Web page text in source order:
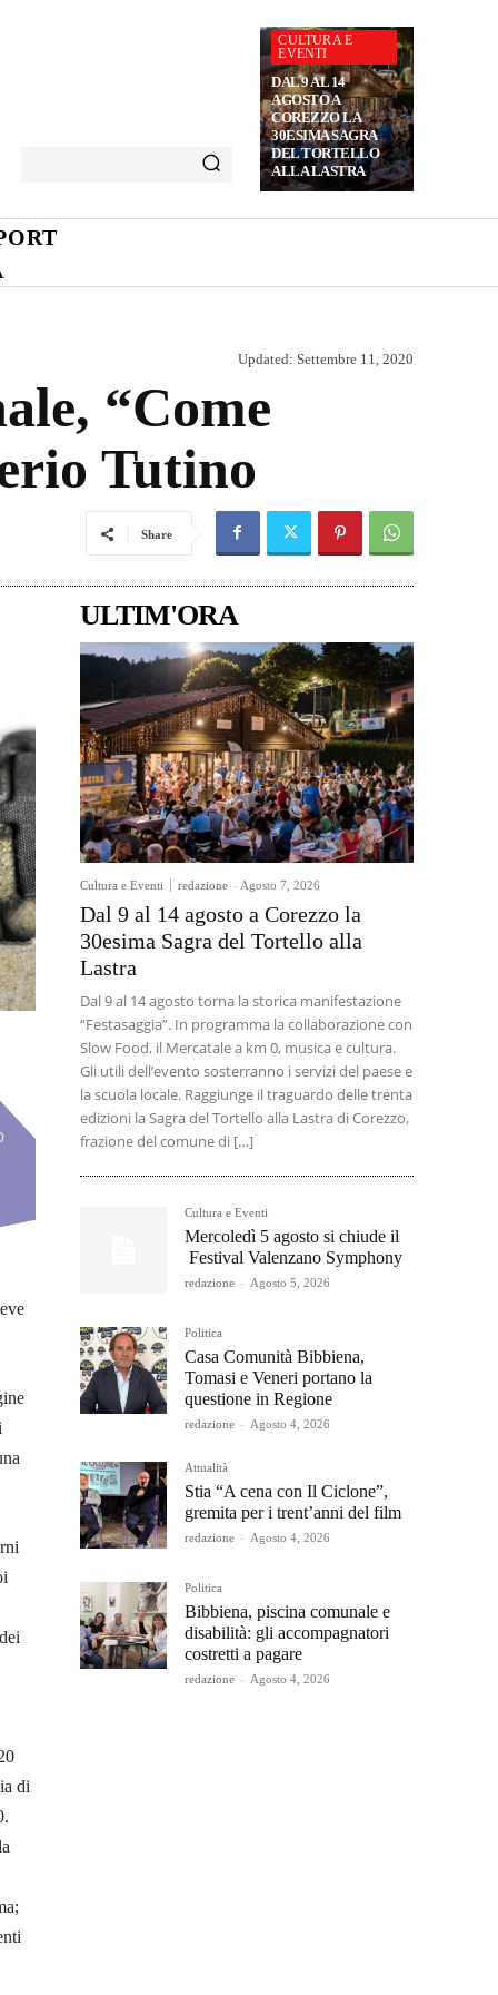
CULTURA E
EVENTI
DAL 9 AL 14
AGOSTO A
COREZZO LA
30ESIMA SAGRA
DEL TORTELLO
ALLA LASTRA
Updated: Settembre 11, 2020
“Come
Tutino
Share
di
ULTIM'ORA
Cultura e Eventi redazione - Agosto 7, 2026
Dal 9 al 14 agosto a Corezzo la
30esima Sagra del Tortello alla
Lastra
Dal 9 al 14 agosto torna la storica manifestazione
“Festasaggia”. In programma la collaborazione con
Slow Food, il Mercatale a km 0, musica e cultura.
Gli utili dell’evento sosterranno i servizi del paese e
la scuola locale. Raggiunge il traguardo delle trenta
edizioni la Sagra del Tortello alla Lastra di Corezzo,
frazione del comune di […]
Cultura e Eventi
Mercoledì 5 agosto si chiude il
Festival Valenzano Symphony
redazione - Agosto 5, 2026
Politica
Casa Comunità Bibbiena,
Tomasi e Veneri portano la
questione in Regione
redazione - Agosto 4, 2026
Attualità
Stia “A cena con Il Ciclone”,
gremita per i trent’anni del film
redazione - Agosto 4, 2026
Politica
Bibbiena, piscina comunale e
disabilità: gli accompagnatori
costretti a pagare
redazione - Agosto 4, 2026